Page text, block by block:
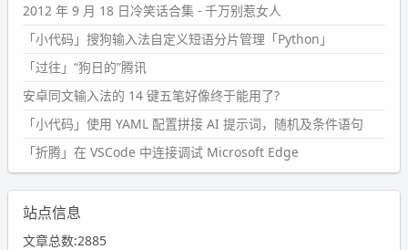
2012 年 9 月 18 日冷笑话合集 - 千万别惹女人
「小代码」搜狗输入法自定义短语分片管理「Python」
「过往」“狗日的”腾讯
安卓同文输入法的 14 键五笔好像终于能用了?
「小代码」使用 YAML 配置拼接 AI 提示词，随机及条件语句
「折腾」在 VSCode 中连接调试 Microsoft Edge
站点信息
文章总数:2885